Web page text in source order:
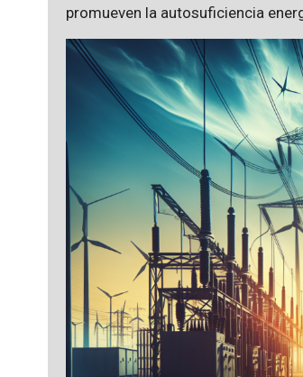
promueven la autosuficiencia